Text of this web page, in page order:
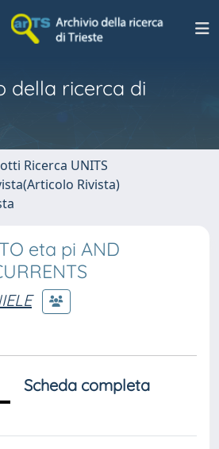
della ricerca di
Ricerca UNITS
Rivista)
eta pi AND
Scheda completa